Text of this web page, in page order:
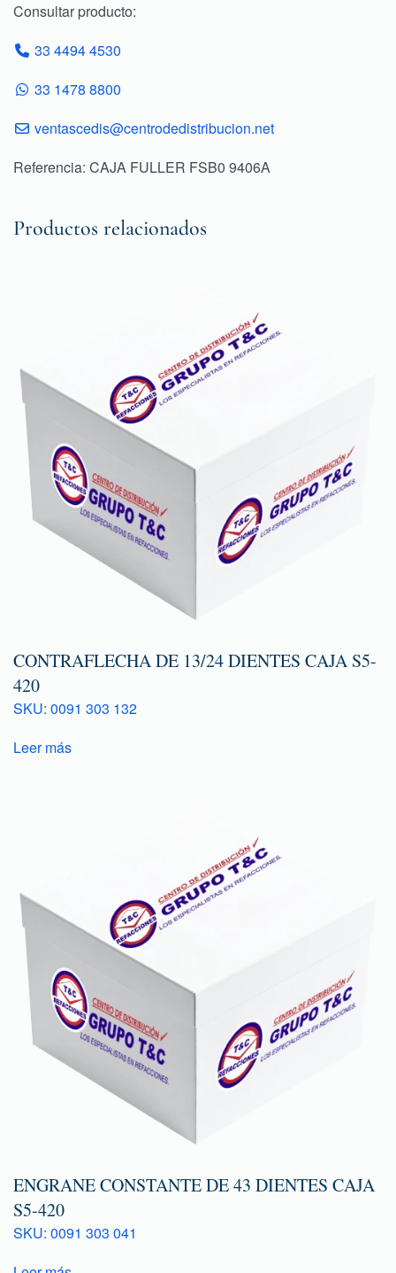
Consultar producto:
33 4494 4530
33 1478 8800
ventascedis@centrodedistribucion.net
Referencia: CAJA FULLER FSB0 9406A
Productos relacionados
CONTRAFLECHA DE 13/24 DIENTES CAJA S5-
420
SKU: 0091 303 132
Leer más
ENGRANE CONSTANTE DE 43 DIENTES CAJA
S5-420
SKU: 0091 303 041